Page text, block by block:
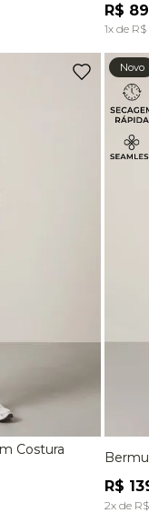
R$ 89
1x de R$
Costura
Novo
R$
2x de R$